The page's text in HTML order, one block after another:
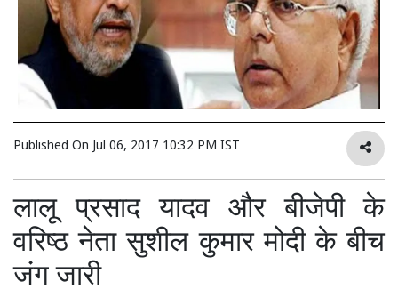
Published On Jul 06, 2017 10:32 PM IST
लालू प्रसाद यादव और बीजेपी के
वरिष्ठ नेता सुशील कुमार मोदी के बीच
जंग जारी